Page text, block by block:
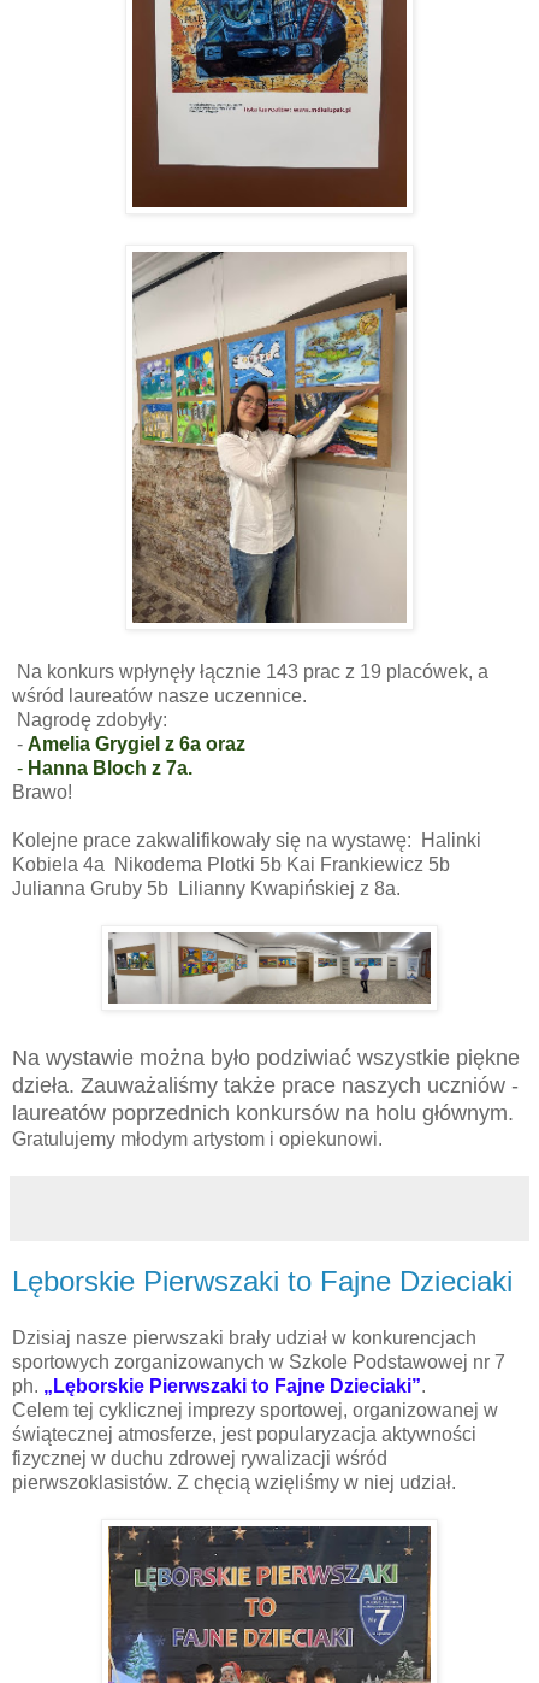
Na konkurs wpłynęły łącznie 143 prac z 19 placówek, a
wśród laureatów nasze uczennice.
Nagrodę zdobyły:
- Amelia Grygiel z 6a oraz
- Hanna Bloch z 7a.
Brawo!
Kolejne prace zakwalifikowały się na wystawę: Halinki
Kobiela 4a Nikodema Plotki 5b Kai Frankiewicz 5b
Julianna Gruby 5b Lilianny Kwapińskiej z 8a.
Na wystawie można było podziwiać wszystkie piękne
dzieła. Zauważaliśmy także prace naszych uczniów -
laureatów poprzednich konkursów na holu głównym.
Gratulujemy młodym artystom i opiekunowi.
Lęborskie Pierwszaki to Fajne Dzieciaki
Dzisiaj nasze pierwszaki brały udział w konkurencjach
sportowych zorganizowanych w Szkole Podstawowej nr 7
ph. „Lęborskie Pierwszaki to Fajne Dzieciaki”.
Celem tej cyklicznej imprezy sportowej, organizowanej w
świątecznej atmosferze, jest popularyzacja aktywności
fizycznej w duchu zdrowej rywalizacji wśród
pierwszoklasistów. Z chęcią wzięliśmy w niej udział.